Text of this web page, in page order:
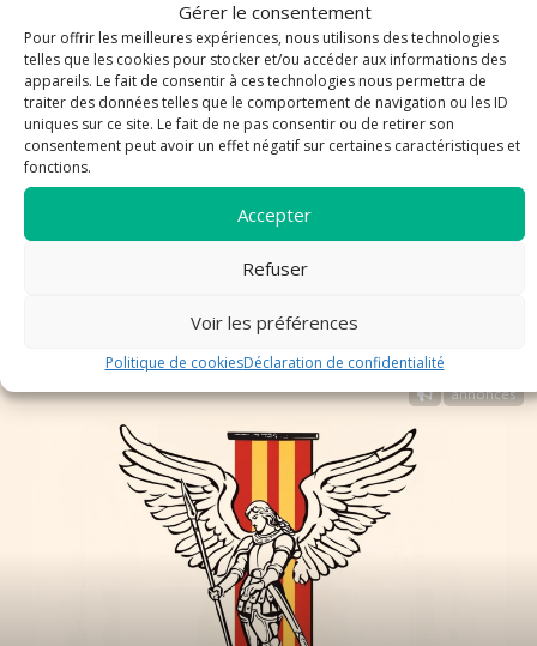
Gérer le consentement
Pour offrir les meilleures expériences, nous utilisons des technologies
telles que les cookies pour stocker et/ou accéder aux informations des
appareils. Le fait de consentir à ces technologies nous permettra de
traiter des données telles que le comportement de navigation ou les ID
uniques sur ce site. Le fait de ne pas consentir ou de retirer son
consentement peut avoir un effet négatif sur certaines caractéristiques et
fonctions.
Accepter
Refuser
Voir les préférences
Politique de cookiesDéclaration de confidentialité
Inscriptions au Catéchisme pour enfants -
annonces